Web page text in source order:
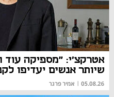
אטרקצ'י: "מספיקה עוד
שיותר אנשים יעדיפו
05.08.26
| אמיר פרגר